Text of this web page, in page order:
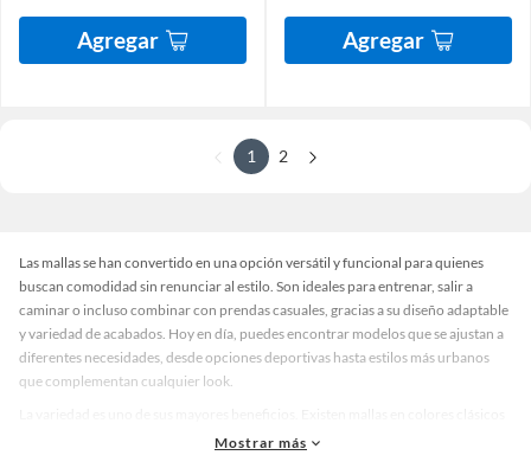
Agregar Agregar
1 2
Las mallas se han convertido en una opción versátil y funcional para quienes
buscan comodidad sin renunciar al estilo. Son ideales para entrenar, salir a
caminar o incluso combinar con prendas casuales, gracias a su diseño adaptable
y variedad de acabados. Hoy en día, puedes encontrar modelos que se ajustan a
diferentes necesidades, desde opciones deportivas hasta estilos más urbanos
que complementan cualquier look.
como negro y gris, perfectas para quienes prefieren un estilo sobrio, así como
Mostrar más